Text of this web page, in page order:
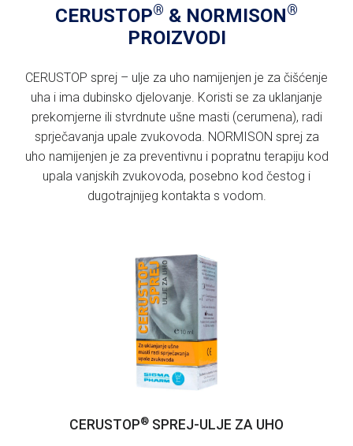
CERUSTOP® & NORMISON®
PROIZVODI
CERUSTOP sprej – ulje za uho namijenjen je za čišćenje
uha i ima dubinsko djelovanje. Koristi se za uklanjanje
prekomjerne ili stvrdnute ušne masti (cerumena), radi
sprječavanja upale zvukovoda. NORMISON sprej za
uho namijenjen je za preventivnu i popratnu terapiju kod
upala vanjskih zvukovoda, posebno kod čestog i
dugotrajnijeg kontakta s vodom.
CERUSTOP® SPREJ-ULJE ZA UHO